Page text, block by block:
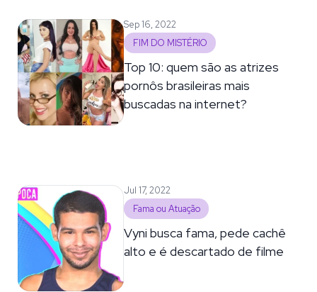
Sep 16, 2022
FIM DO MISTÉRIO
Top 10: quem são as atrizes
pornôs brasileiras mais
buscadas na internet?
Jul 17, 2022
Fama ou Atuação
Vyni busca fama, pede cachê
alto e é descartado de filme